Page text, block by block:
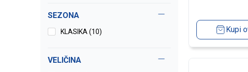
SEZONA
KLASIKA (10)
VELIČINA
Kupi